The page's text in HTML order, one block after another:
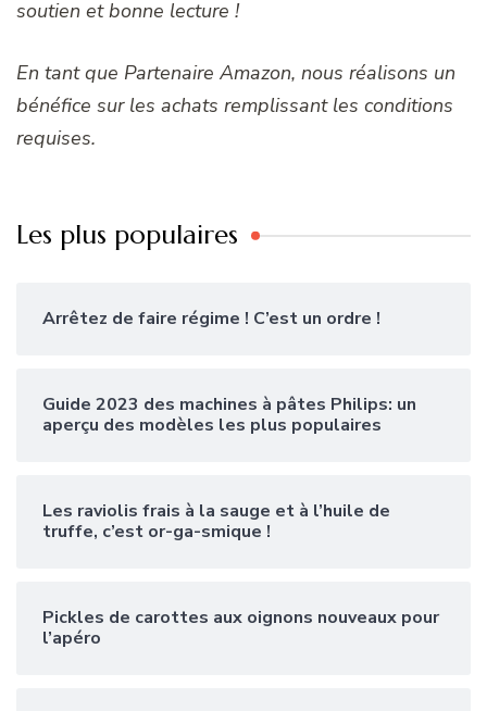
soutien et bonne lecture !
En tant que Partenaire Amazon, nous réalisons un
bénéfice sur les achats remplissant les conditions
requises.
Les plus populaires
Arrêtez de faire régime ! C’est un ordre !
Guide 2023 des machines à pâtes Philips: un
aperçu des modèles les plus populaires
Les raviolis frais à la sauge et à l’huile de
truffe, c’est or-ga-smique !
Pickles de carottes aux oignons nouveaux pour
l’apéro